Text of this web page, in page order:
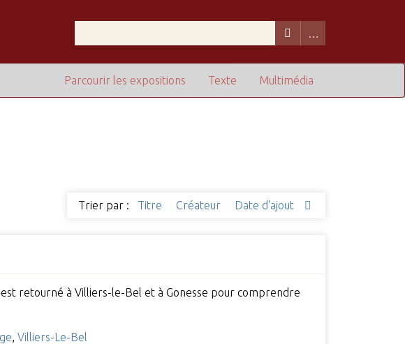
Multimédia
Texte
Parcourir les expositions
Trier par : Titre Créateur Date d'ajout
retourné à Villiers-le-Bel et à Gonesse pour comprendre
Villiers-Le-Bel